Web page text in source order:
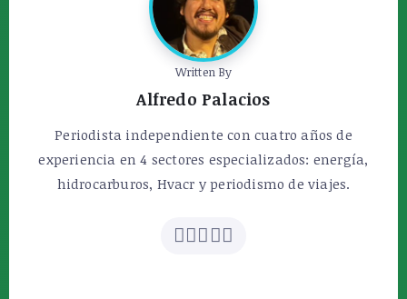
Written By
Alfredo Palacios
Periodista independiente con cuatro años de
experiencia en 4 sectores especializados: energía,
hidrocarburos, Hvacr y periodismo de viajes.